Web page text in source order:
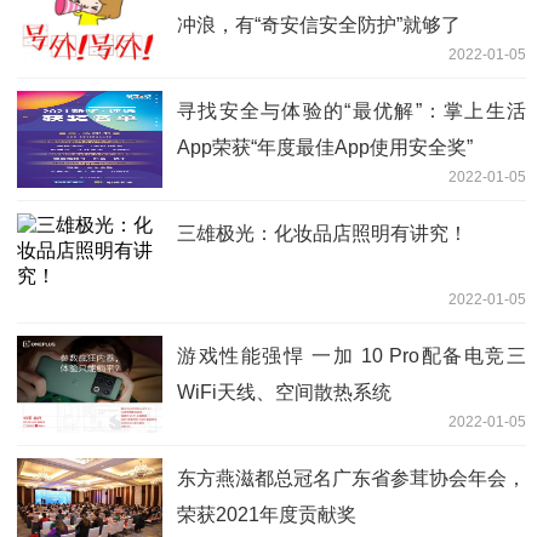
冲浪，有“奇安信安全防护”就够了
2022-01-05
寻找安全与体验的“最优解”：掌上生活
App荣获“年度最佳App使用安全奖”
2022-01-05
三雄极光：化妆品店照明有讲究！
2022-01-05
游戏性能强悍 一加 10 Pro配备电竞三
WiFi天线、空间散热系统
2022-01-05
东方燕滋都总冠名广东省参茸协会年会，
荣获2021年度贡献奖